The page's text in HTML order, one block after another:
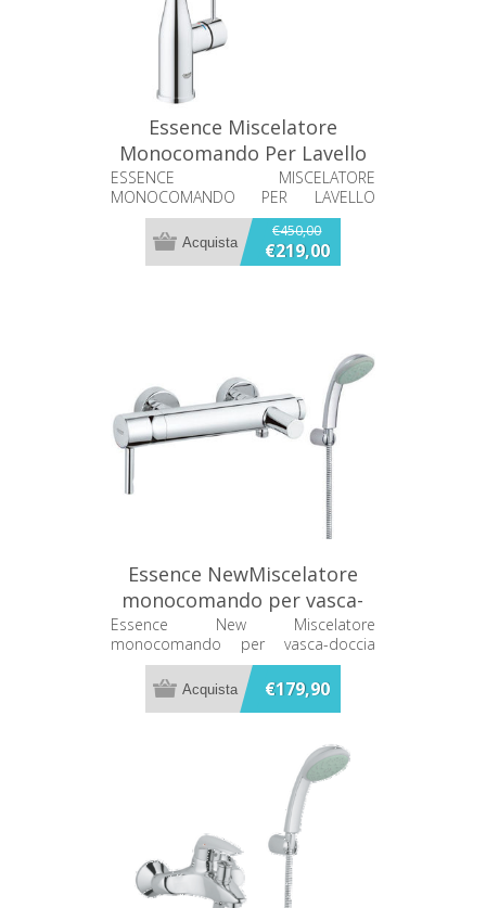
Essence Miscelatore
Monocomando Per Lavello
Grohe 30505000
ESSENCE MISCELATORE
MONOCOMANDO PER LAVELLO
GROHE 30505000
€450,00
€219,00
Essence NewMiscelatore
monocomando per vasca-
doccia Grohe 33628000
Essence New Miscelatore
monocomando per vasca-doccia
Grohe 33628000
€179,90